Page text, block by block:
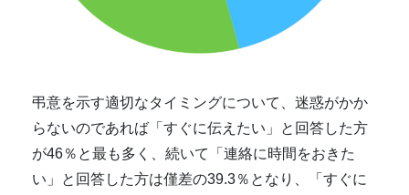
弔意を示す適切なタイミングについて、迷惑がかか
らないのであれば「すぐに伝えたい」と回答した方
が46％と最も多く、続いて「連絡に時間をおきた
い」と回答した方は僅差の39.3％となり、「すぐに